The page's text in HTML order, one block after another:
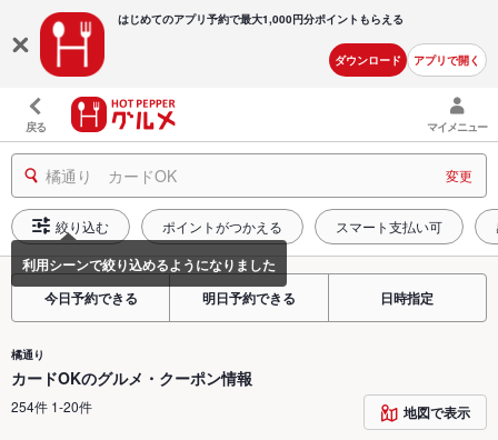
はじめてのアプリ予約で最大1,000円分ポイントもらえる
ダウンロード アプリで開く
戻る マイメニュー
橘通り カードOK 変更
絞り込む ポイントがつかえる スマート支払い可
今日予約できる 明日予約できる 日時指定
橘通り
カードOKのグルメ・クーポン情報
254件 1-20件 地図で表示